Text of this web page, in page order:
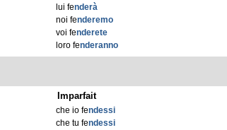
lui fenderà
noi fenderemo
voi fenderete
loro fenderanno
Imparfait
che io fendessi
che tu fendessi